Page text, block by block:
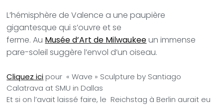
L’hémisphère de Valence a une paupière
gigantesque qui s’ouvre et se
ferme.Au Musée d’Art de Milwaukeeun immense
pare-soleil suggère l’envol d’un oiseau.
Cliquez ici pour « Wave » Sculpture by Santiago
Calatrava at SMU in Dallas
Et si on l’avait laissé faire, le Reichstag à Berlin aurait eu